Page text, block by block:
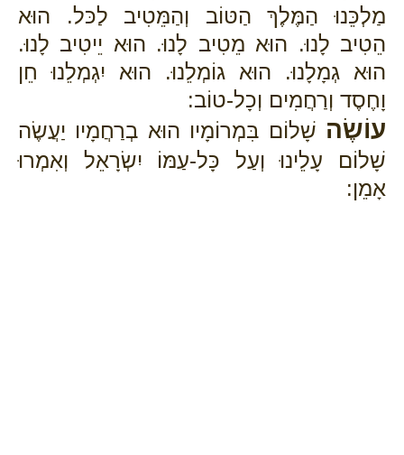
מַלְכֵּנוּ הַמֶּלֶךְ הַטּוֹב וְהַמֵּטִיב לַכּל. הוּא
הֵטִיב לָנוּ. הוּא מֵטִיב לָנוּ. הוּא יֵיטִיב לָנוּ.
הוּא גְמָלָנוּ. הוּא גוֹמְלֵנוּ. הוּא יִגְמְלֵנוּ חֵן
וָחֶסֶד וְרַחֲמִים וְכָל-טוֹב:
עוֹשֶׂה שָׁלוֹם בִּמְרוֹמָיו הוּא בְרַחֲמָיו יַעֲשֶׂה
שָׁלוֹם עָלֵינוּ וְעַל כָּל-עַמּוֹ יִשְׂרָאֵל וְאִמְרוּ
אָמֵן: